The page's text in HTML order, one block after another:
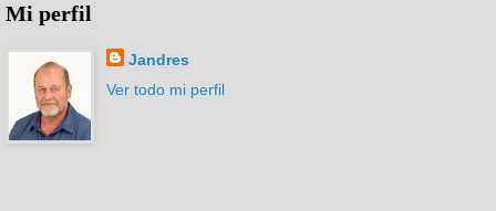
Mi perfil
Jandres
Ver todo mi perfil